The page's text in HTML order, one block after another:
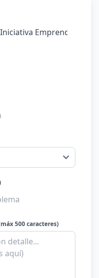
500 caracteres)